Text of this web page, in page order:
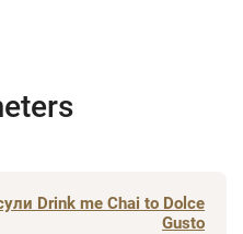
Drink me Chai to Dolce
Gusto